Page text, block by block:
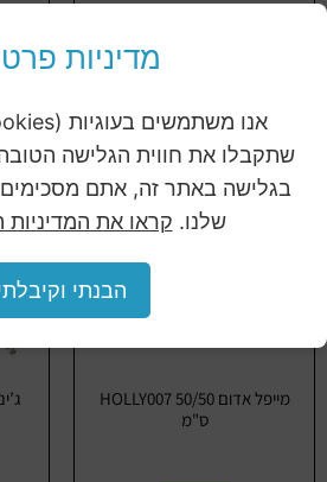
מדיניות
שתקבלו את חווית הגלישה
בגלישה באתר זה, אתם מסכימים
שלנו. קראו את
הבנתי
מייפל אדום HOLLY007 50/50
ס"מ